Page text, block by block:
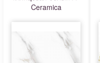
Ceramica